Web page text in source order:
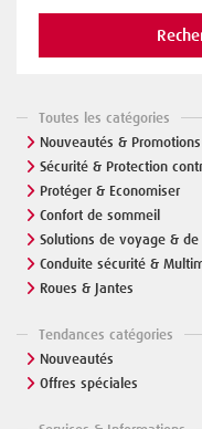
Toutes les catégories
Nouveautés & Promotions
Sécurité & Protection
Protéger & Economiser
Confort de sommeil
Solutions de voyage &
Conduite sécurité &
Roues & Jantes
Tendances catégories
Nouveautés
Offres spéciales